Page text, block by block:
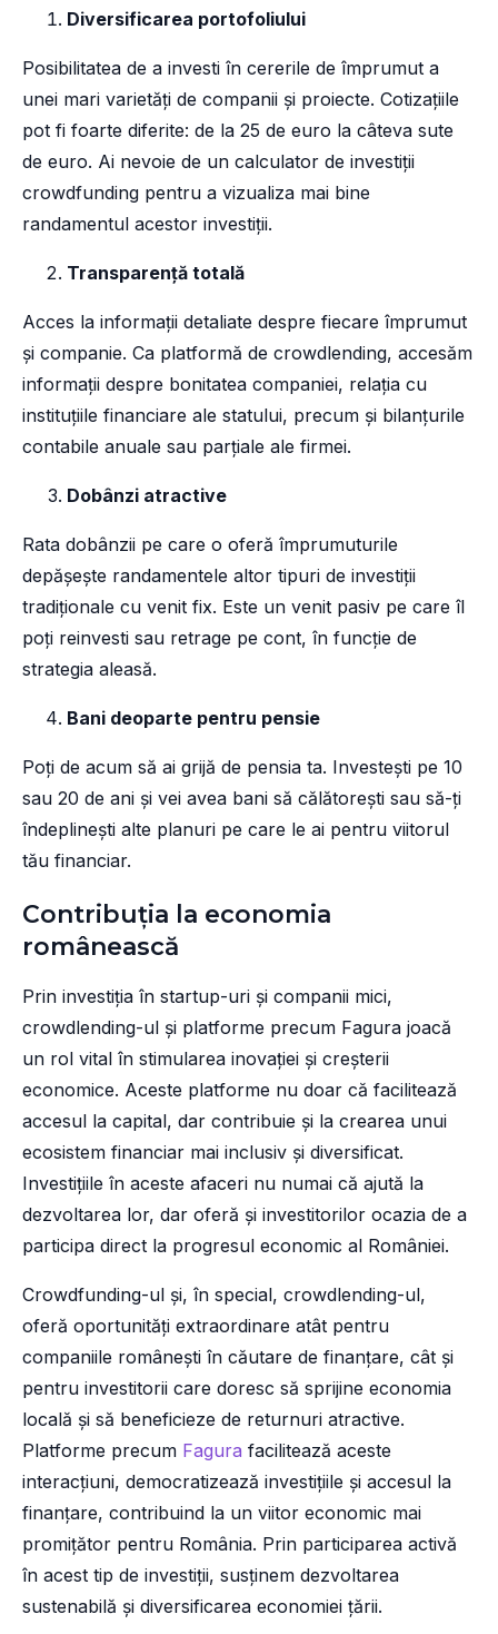
Diversificarea portofoliului
Posibilitatea de a investi în cererile de împrumut a
unei mari varietăți de companii și proiecte. Cotizațiile
pot fi foarte diferite: de la 25 de euro la câteva sute
de euro. Ai nevoie de un calculator de investiții
crowdfunding pentru a vizualiza mai bine
randamentul acestor investiții.
Transparență totală
Acces la informații detaliate despre fiecare împrumut
și companie. Ca platformă de crowdlending, accesăm
informații despre bonitatea companiei, relația cu
instituțiile financiare ale statului, precum și bilanțurile
contabile anuale sau parțiale ale firmei.
Dobânzi atractive
Rata dobânzii pe care o oferă împrumuturile
depășește randamentele altor tipuri de investiții
tradiționale cu venit fix. Este un venit pasiv pe care îl
poți reinvesti sau retrage pe cont, în funcție de
strategia aleasă.
Bani deoparte pentru pensie
Poți de acum să ai grijă de pensia ta. Investești pe 10
sau 20 de ani și vei avea bani să călătorești sau să-ți
îndeplinești alte planuri pe care le ai pentru viitorul
tău financiar.
Contribuția la economia
românească
Prin investiția în startup-uri și companii mici,
crowdlending-ul și platforme precum Fagura joacă
un rol vital în stimularea inovației și creșterii
economice. Aceste platforme nu doar că facilitează
accesul la capital, dar contribuie și la crearea unui
ecosistem financiar mai inclusiv și diversificat.
Investițiile în aceste afaceri nu numai că ajută la
dezvoltarea lor, dar oferă și investitorilor ocazia de a
participa direct la progresul economic al României.
Crowdfunding-ul și, în special, crowdlending-ul,
oferă oportunități extraordinare atât pentru
companiile românești în căutare de finanțare, cât și
pentru investitorii care doresc să sprijine economia
locală și să beneficieze de returnuri atractive.
Platforme precum Fagura facilitează aceste
interacțiuni, democratizează investițiile și accesul la
finanțare, contribuind la un viitor economic mai
promițător pentru România. Prin participarea activă
în acest tip de investiții, susținem dezvoltarea
sustenabilă și diversificarea economiei țării.